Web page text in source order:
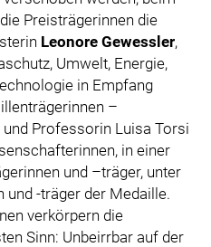
Preisträgerinnen die
Leonore Gewessler,
Umwelt, Energie,
in Empfang
–
Professorin Luisa Torsi
in einer
und –träger, unter
und -träger der Medaille.
verkörpern die
Sinn: Unbeirrbar auf der